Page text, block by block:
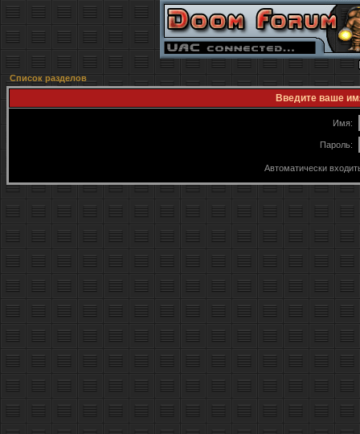
Список разделов
Введите ваше
Имя:
Пароль:
Автоматически